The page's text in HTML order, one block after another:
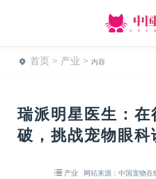
首页 > 产业 > 内容
瑞派明星医生：
破，挑战宠物眼科
产业 网站来源：中国宠物在